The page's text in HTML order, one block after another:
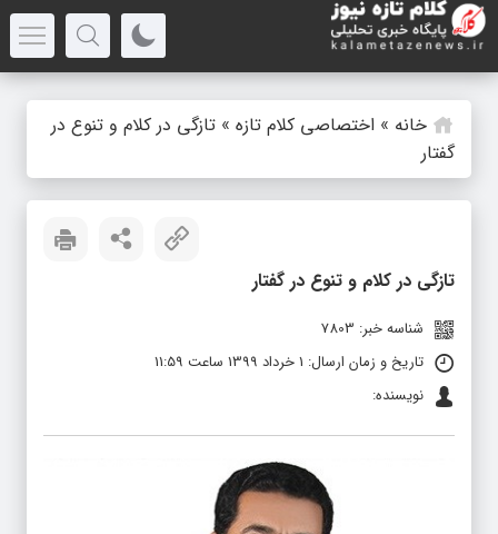
خانه » اختصاصی کلام تازه » تازگی در کلام و تنوع در
گفتار
تازگی در کلام و تنوع در گفتار
شناسه خبر: 7803
تاریخ و زمان ارسال: 1 خرداد 1399 ساعت 11:59
نویسنده: